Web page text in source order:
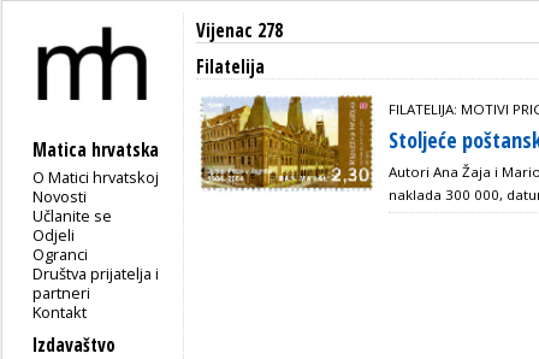
Matica hrvatska
O Matici hrvatskoj
Novosti
Učlanite se
Odjeli
Ogranci
Društva prijatelja i
partneri
Kontakt
Izdavaštvo
Vijenac 278
Filatelija
FILATELIJA: MOTIVI
Stoljeće
Autori Ana Žaja i
naklada 300 000,